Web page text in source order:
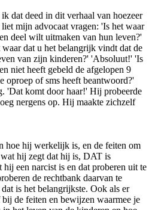
dat deed in dit verhaal van hoezeer
mijn advocaat vragen: 'Is het waar
deel wilt uitmaken van hun leven?'
dat u het belangrijk vindt dat de
van zijn kinderen?' 'Absoluut!' 'Is
niet heeft gebeld de afgelopen 9
oproep of sms heeft beantwoord?'
'Dat komt door haar!' Hij probeerde
nergens op. Hij maakte zichzelf
hoe hij werkelijk is, en de feiten om
hij zegt dat hij is, DAT is
een narcist is en dat proberen uit te
de rechtbank daarvan te
is het belangrijkste. Ook als er
de feiten en bewijzen waarmee je